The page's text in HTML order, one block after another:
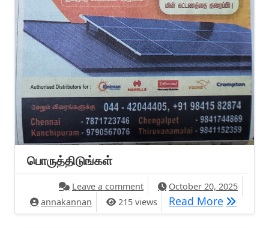
பொருத்திடுங்கள்
Leave a commenton பொருத்திடுங்கள்
October 20, 2025
annakannan
215 views Read More